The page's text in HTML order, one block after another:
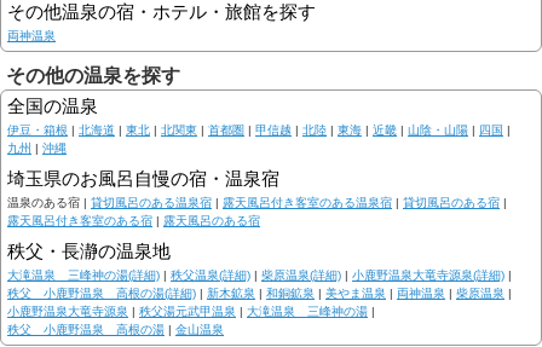
その他温泉の宿・ホテル・旅館を探す
両神温泉
その他の温泉を探す
全国の温泉
伊豆・箱根 | 北海道 | 東北 | 北関東 | 首都圏 | 甲信越 | 北陸 | 東海 | 近畿 | 山陰・山陽 | 四国 |
九州 | 沖縄
埼玉県のお風呂自慢の宿・温泉宿
温泉のある宿 | 貸切風呂のある温泉宿 | 露天風呂付き客室のある温泉宿 | 貸切風呂のある宿 |
露天風呂付き客室のある宿 | 露天風呂のある宿
秩父・長瀞の温泉地
大滝温泉 三峰神の湯(詳細) | 秩父温泉(詳細) | 柴原温泉(詳細) | 小鹿野温泉大竜寺源泉(詳細) |
秩父 小鹿野温泉 高根の湯(詳細) | 新木鉱泉 | 和銅鉱泉 | 美やま温泉 | 両神温泉 | 柴原温泉 |
小鹿野温泉大竜寺源泉 | 秩父湯元武甲温泉 | 大滝温泉 三峰神の湯 |
秩父 小鹿野温泉 高根の湯 | 金山温泉